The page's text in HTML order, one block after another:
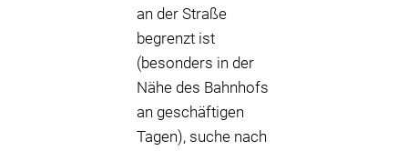
an der Straße
begrenzt ist
(besonders in der
Nähe des Bahnhofs
an geschäftigen
Tagen), suche nach